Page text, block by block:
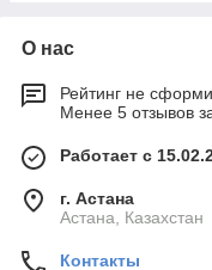
О нас
Рейтинг не
Менее 5 отзывов
Работает с
г. Астана
Астана, Казахстан
Контакты